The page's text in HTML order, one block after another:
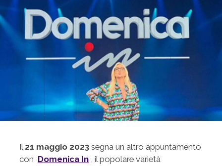
Il 21 maggio 2023 segna un altro appuntamento
con Domenica In , il popolare varietà